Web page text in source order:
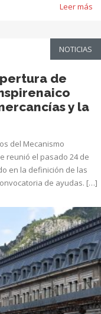
Leer más
NOTICIAS
de
y la
del Mecanismo
reunió el pasado 24 de
en la definición de las
de ayudas. […]